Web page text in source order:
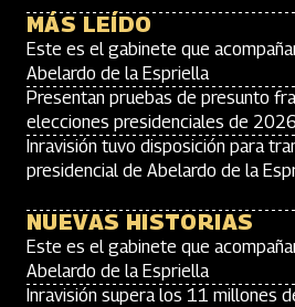
MÁS LEÍDO
Este es el gabinete que
Abelardo de la Espriella
Presentan pruebas de presunto
elecciones presidenciales de 2026
Inravisión tuvo disposición para
presidencial de Abelardo de la
NUEVAS HISTORIAS
Este es el gabinete que
Abelardo de la Espriella
Inravisión supera los 11 millones